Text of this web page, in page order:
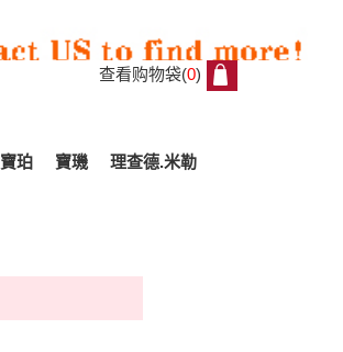
查看购物袋(0)
寶珀 寶璣 理查德.米勒